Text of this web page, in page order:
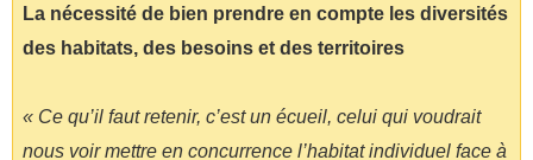
La nécessité de bien prendre en compte les diversités
des habitats, des besoins et des territoires
« Ce qu’il faut retenir, c’est un écueil, celui qui voudrait
nous voir mettre en concurrence l’habitat individuel face à